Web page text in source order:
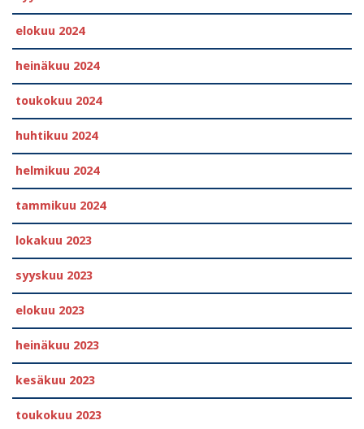
elokuu 2024
heinäkuu 2024
toukokuu 2024
huhtikuu 2024
helmikuu 2024
tammikuu 2024
lokakuu 2023
syyskuu 2023
elokuu 2023
heinäkuu 2023
kesäkuu 2023
toukokuu 2023